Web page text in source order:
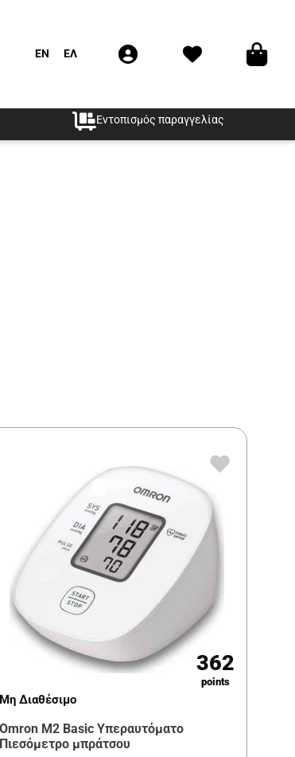
EN ΕΛ
Εντοπισμός παραγγελίας
362
points
Μη Διαθέσιμο
Omron M2 Basic Υπεραυτόματο
Πιεσόμετρο μπράτσου